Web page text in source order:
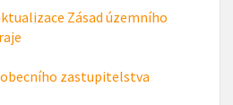
Zásad územního
zastupitelstva